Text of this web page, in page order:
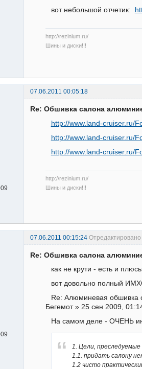
вот небольшой отчетик:
http://rezinium.ru/
Шины и диски!!!
07.06.2011 00:05:18
Re: Обшивка салона
http://www.land-cruiser.ru/
http://www.land-cruiser.ru/
http://www.land-cruiser.ru/
http://rezinium.ru/
Шины и диски!!!
07.06.2011 00:15:24
Re: Обшивка салона
как не крути - есть и
вот довольно полный
Re: Алюминевая обшивка
Бегемот » 25 сен 2009,
На самом деле - ОЧЕНЬ
1. Цели,
1.1. придать салону
1.2 чисто